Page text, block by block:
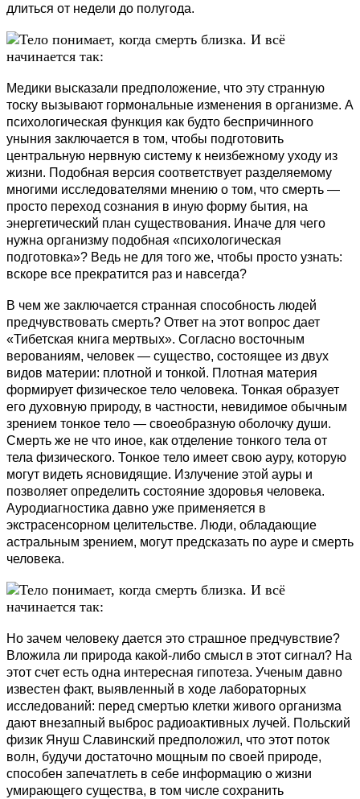
длиться от недели до полугода.
Медики высказали предположение, что эту странную
тоску вызывают гормональные изменения в организме. А
психологическая функция как будто беспричинного
уныния заключается в том, чтобы подготовить
центральную нервную систему к неизбежному уходу из
жизни. Подобная версия соответствует разделяемому
многими исследователями мнению о том, что смерть —
просто переход сознания в иную форму бытия, на
энергетический план существования. Иначе для чего
нужна организму подобная «психологическая
подготовка»? Ведь не для того же, чтобы просто узнать:
вскоре все прекратится раз и навсегда?
В чем же заключается странная способность людей
предчувствовать смерть? Ответ на этот вопрос дает
«Тибетская книга мертвых». Согласно восточным
верованиям, человек — существо, состоящее из двух
видов материи: плотной и тонкой. Плотная материя
формирует физическое тело человека. Тонкая образует
его духовную природу, в частности, невидимое обычным
зрением тонкое тело — своеобразную оболочку души.
Смерть же не что иное, как отделение тонкого тела от
тела физического. Тонкое тело имеет свою ауру, которую
могут видеть ясновидящие. Излучение этой ауры и
позволяет определить состояние здоровья человека.
Ауродиагностика давно уже применяется в
экстрасенсорном целительстве. Люди, обладающие
астральным зрением, могут предсказать по ауре и смерть
человека.
Но зачем человеку дается это страшное предчувствие?
Вложила ли природа какой-либо смысл в этот сигнал? На
этот счет есть одна интересная гипотеза. Ученым давно
известен факт, выявленный в ходе лабораторных
исследований: перед смертью клетки живого организма
дают внезапный выброс радиоактивных лучей. Польский
физик Януш Славинский предположил, что этот поток
волн, будучи достаточно мощным по своей природе,
способен запечатлеть в себе информацию о жизни
умирающего существа, в том числе сохранить